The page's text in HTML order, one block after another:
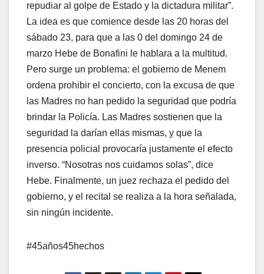
repudiar al golpe de Estado y la dictadura militar”.
La idea es que comience desde las 20 horas del
sábado 23, para que a las 0 del domingo 24 de
marzo Hebe de Bonafini le hablara a la multitud.
Pero surge un problema: el gobierno de Menem
ordena prohibir el concierto, con la excusa de que
las Madres no han pedido la seguridad que podría
brindar la Policía. Las Madres sostienen que la
seguridad la darían ellas mismas, y que la
presencia policial provocaría justamente el efecto
inverso. “Nosotras nos cuidamos solas”, dice
Hebe. Finalmente, un juez rechaza el pedido del
gobierno, y el recital se realiza a la hora señalada,
sin ningún incidente.
#45años45hechos